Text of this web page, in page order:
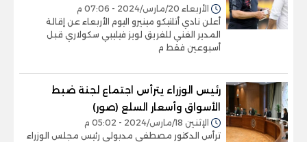
الأربعاء 20/مارس/2024 - 07:06 م
أعلن نادي أتلتيكو مينيرو اليوم الأربعاء عن إقالة
المدير الفني للفريق لويز فيليبي سكولاري قبل
أسبوعين فقط م
رئيس الوزراء يترأس اجتماع لجنة ضبط
الأسواق وأسعار السلع (صور)
الإثنين 18/مارس/2024 - 05:02 م
ترأس الدكتور مصطفى مدبولي رئيس مجلس الوزراء